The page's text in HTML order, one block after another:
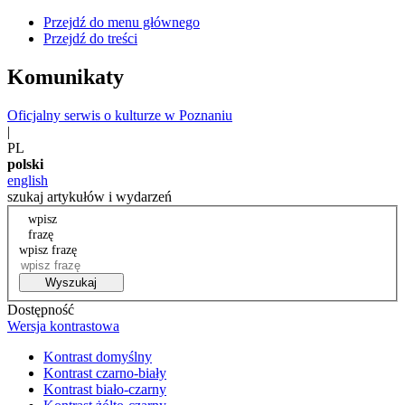
Przejdź do menu głównego
Przejdź do treści
Komunikaty
Oficjalny serwis o kulturze w Poznaniu
|
PL
polski
english
szukaj artykułów i wydarzeń
wpisz
frazę
wpisz frazę
Wyszukaj
Dostępność
Wersja kontrastowa
Kontrast domyślny
Kontrast czarno-biały
Kontrast biało-czarny